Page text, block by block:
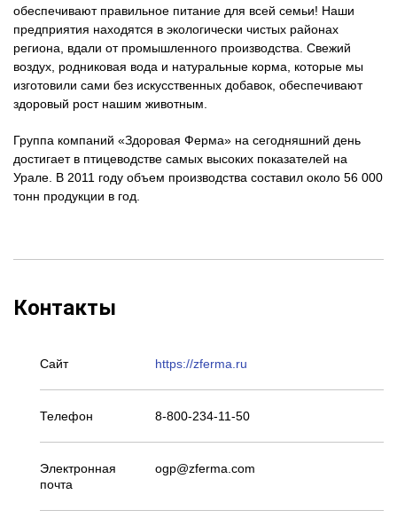
обеспечивают правильное питание для всей семьи! Наши
предприятия находятся в экологически чистых районах
региона, вдали от промышленного производства. Свежий
воздух, родниковая вода и натуральные корма, которые мы
изготовили сами без искусственных добавок, обеспечивают
здоровый рост нашим животным.
Группа компаний «Здоровая Ферма» на сегодняшний день
достигает в птицеводстве самых высоких показателей на
Урале. В 2011 году объем производства составил около 56 000
тонн продукции в год.
Контакты
Сайт https://zferma.ru
Телефон 8-800-234-11-50
Электронная
почта
ogp@zferma.com